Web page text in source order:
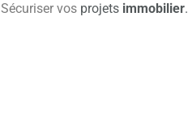
Sécuriser vos projets immobilier.